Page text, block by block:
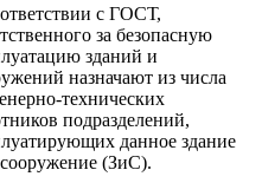
с ГОСТ,
за безопасную
зданий и
назначают из числа
технических
подразделений,
данное здание
(ЗиС).